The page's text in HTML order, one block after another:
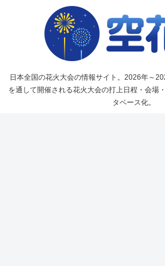
日本全国の花火大会の情報サイト。2026年～
を通して開催される花火大会の打上日程・会場
タベース化。